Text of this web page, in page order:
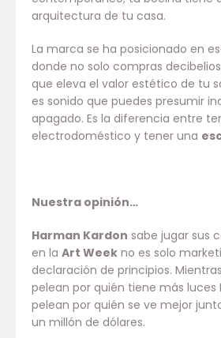
arquitectura de tu casa.
La marca se ha posicionado en
donde no solo compras
que eleva el valor estético de tu
es sonido que puedes presumir
apagado. Es la diferencia entre
electrodoméstico y tener una
Nuestra opinión…
Harman Kardon sabe jugar sus
en la Art Week no es solo
declaración de principios.
pelean por quién tiene más luces
pelean por quién se ve mejor
un millón de dólares.